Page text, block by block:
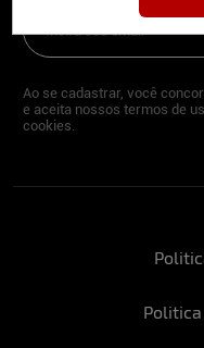
Ao se cadastrar, você
e aceita nossos termos de
cookies.